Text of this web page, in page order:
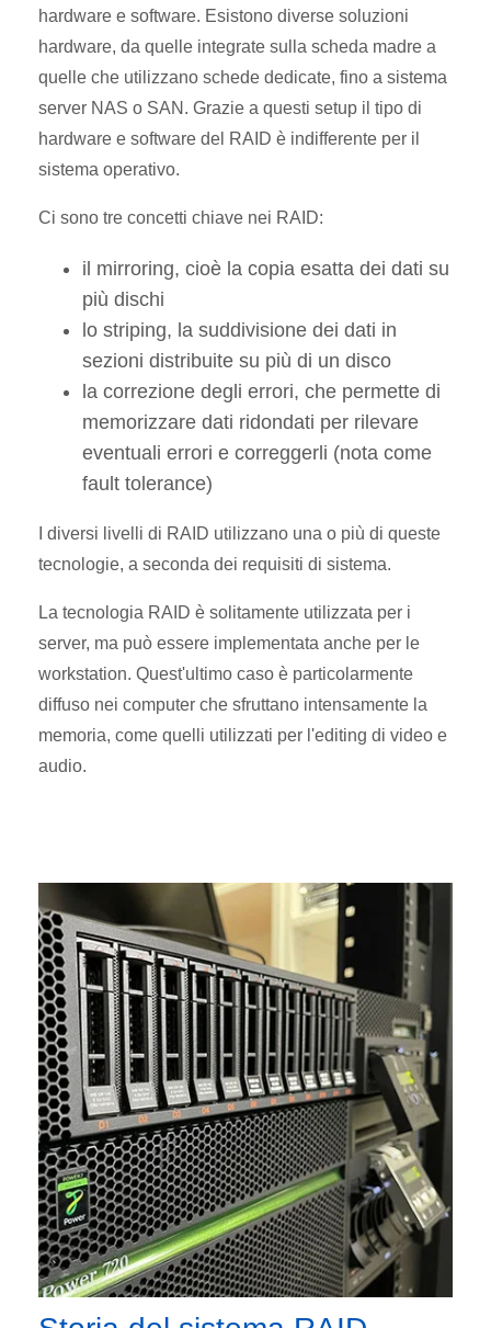
hardware e software. Esistono diverse soluzioni
hardware, da quelle integrate sulla scheda madre a
quelle che utilizzano schede dedicate, fino a sistema
server NAS o SAN. Grazie a questi setup il tipo di
hardware e software del RAID è indifferente per il
sistema operativo.
Ci sono tre concetti chiave nei RAID:
il mirroring, cioè la copia esatta dei dati su
più dischi
lo striping, la suddivisione dei dati in
sezioni distribuite su più di un disco
la correzione degli errori, che permette di
memorizzare dati ridondati per rilevare
eventuali errori e correggerli (nota come
fault tolerance)
I diversi livelli di RAID utilizzano una o più di queste
tecnologie, a seconda dei requisiti di sistema.
La tecnologia RAID è solitamente utilizzata per i
server, ma può essere implementata anche per le
workstation. Quest'ultimo caso è particolarmente
diffuso nei computer che sfruttano intensamente la
memoria, come quelli utilizzati per l'editing di video e
audio.